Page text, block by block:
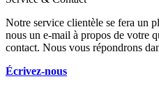
Notre service clientèle se fera un
nous un e-mail à propos de votre
contact. Nous vous répondrons
Écrivez-nous